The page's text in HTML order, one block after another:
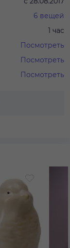
6 вещей
1 час
Посмотреть
Посмотреть
Посмотреть